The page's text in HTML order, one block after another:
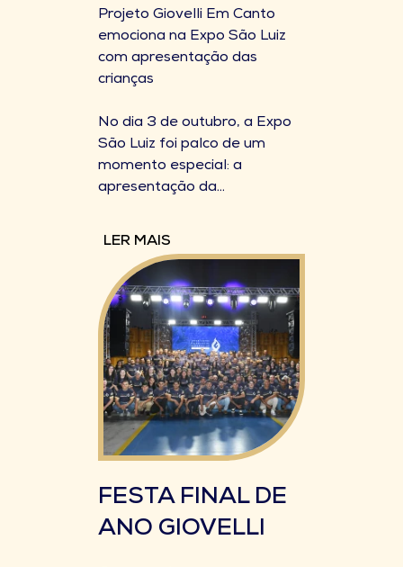
Projeto Giovelli Em Canto
emociona na Expo São Luiz
com apresentação das
crianças
No dia 3 de outubro, a Expo
São Luiz foi palco de um
momento especial: a
apresentação da...
LER MAIS
FESTA FINAL DE
ANO GIOVELLI